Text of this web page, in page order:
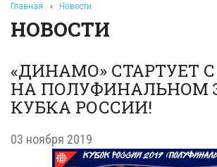
Главная » Новости
НОВОСТИ
«ДИНАМО» СТАРТУЕТ
НА ПОЛУФИНАЛЬНОМ
КУБКА РОССИИ!
03 ноября 2019